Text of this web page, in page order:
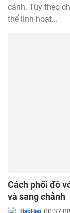
cảnh. Tùy theo
thể linh hoạt...
Cách phối đồ
và sang chảnh